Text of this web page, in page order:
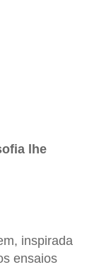
lhe
inspirada
ensaios